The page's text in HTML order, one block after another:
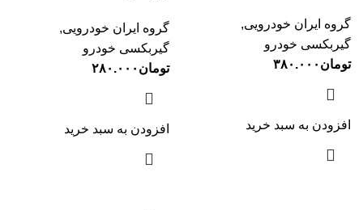
گروه ایران خودرویی,
گیربکسی خودرو
تومان ۳۸۰.۰۰۰
افزودن به سبد خرید
گروه ایران خودرویی,
گیربکسی خودرو
تومان ۲۸۰.۰۰۰
افزودن به سبد خرید